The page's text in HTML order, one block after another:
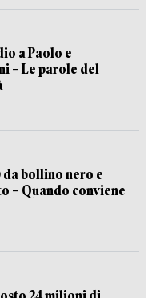
a Paolo e
– Le parole del
da bollino nero e
– Quando conviene